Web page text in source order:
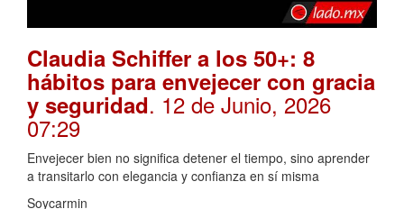
Claudia Schiffer a los 50+: 8
hábitos para envejecer con gracia
y seguridad. 12 de Junio, 2026
07:29
Envejecer bien no significa detener el tiempo, sino aprender
a transitarlo con elegancia y confianza en sí misma
Soycarmin